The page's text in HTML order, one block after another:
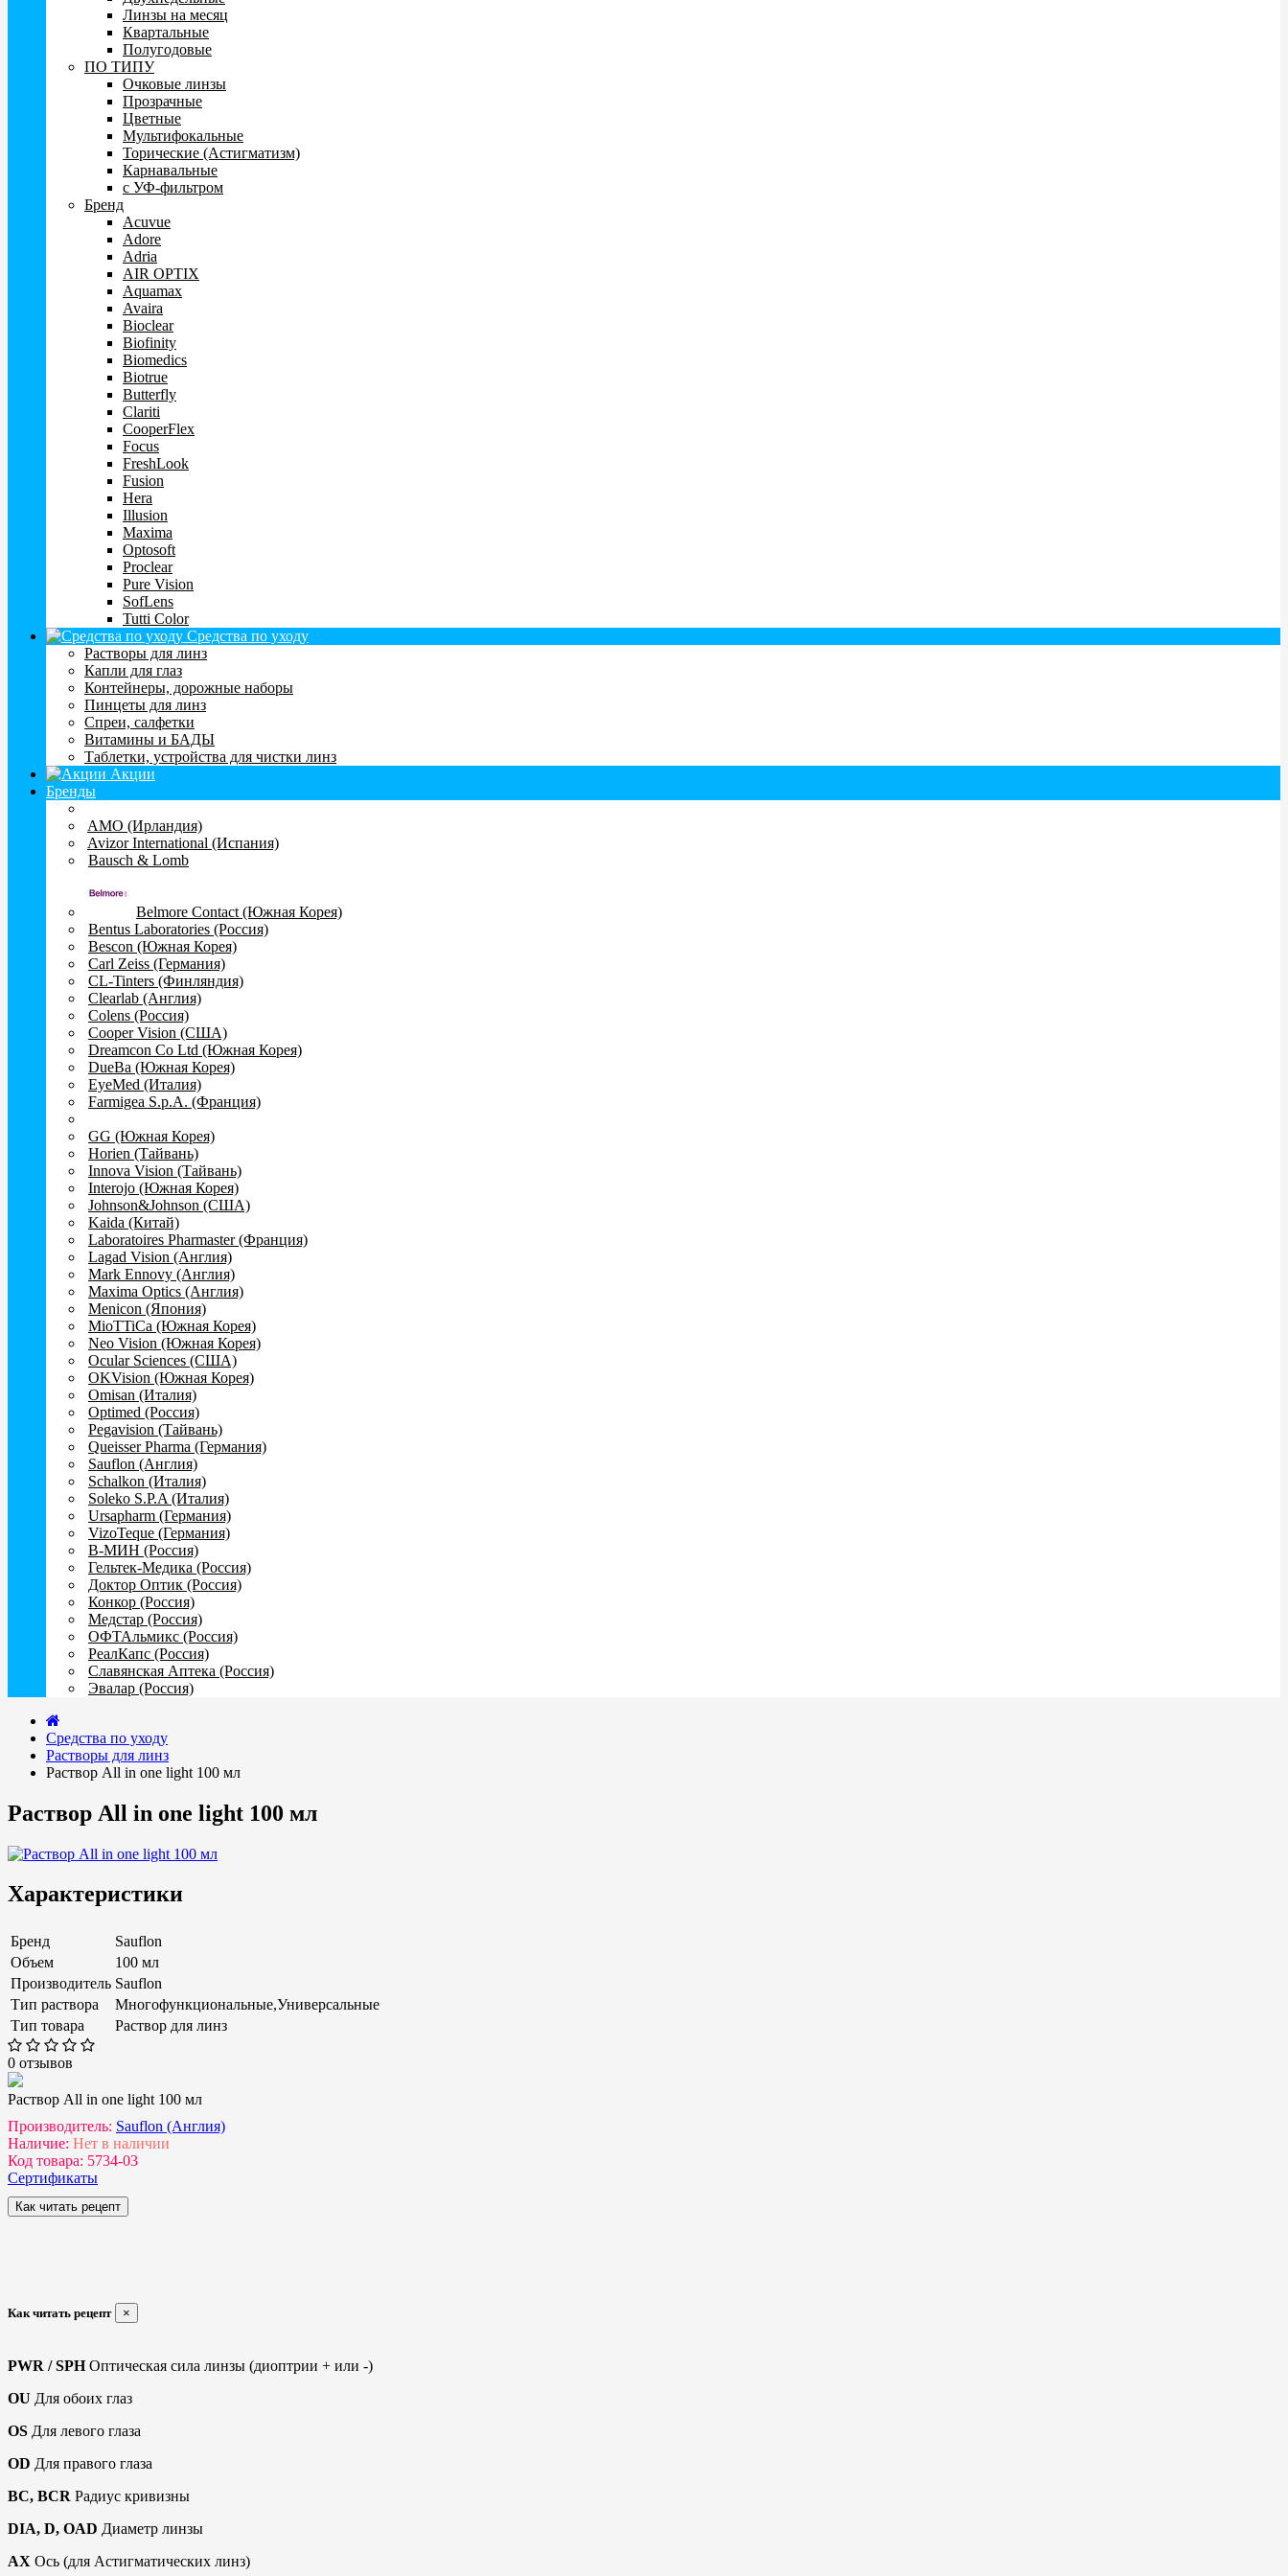
Линзы на месяц
Квартальные
Полугодовые
ПО ТИПУ
Очковые линзы
Прозрачные
Цветные
Мультифокальные
Торические (Астигматизм)
Карнавальные
c УФ-фильтром
Бренд
Acuvue
Adore
Adria
AIR OPTIX
Aquamax
Avaira
Bioclear
Biofinity
Biomedics
Biotrue
Butterfly
Clariti
CooperFlex
Focus
FreshLook
Fusion
Hera
Illusion
Maxima
Optosoft
Proclear
Pure Vision
SofLens
Tutti Color
Средства по уходу
Растворы для линз
Капли для глаз
Контейнеры, дорожные наборы
Пинцеты для линз
Спреи, салфетки
Витамины и БАДЫ
Таблетки, устройства для чистки линз
Акции
Бренды
AMO (Ирландия)
Avizor International (Испания)
Bausch & Lomb
Belmore Contact (Южная Корея)
Bentus Laboratories (Россия)
Bescon (Южная Корея)
Carl Zeiss (Германия)
CL-Tinters (Финляндия)
Clearlab (Англия)
Colens (Россия)
Cooper Vision (США)
Dreamcon Co Ltd (Южная Корея)
DueBa (Южная Корея)
EyeMed (Италия)
Farmigea S.p.A. (Франция)
GG (Южная Корея)
Horien (Тайвань)
Innova Vision (Тайвань)
Interojo (Южная Корея)
Johnson&Johnson (США)
Kaida (Китай)
Laboratoires Pharmaster (Франция)
Lagad Vision (Англия)
Mark Ennovy (Англия)
Maxima Optics (Англия)
Menicon (Япония)
MioTTiCa (Южная Корея)
Neo Vision (Южная Корея)
Ocular Sciences (США)
OKVision (Южная Корея)
Omisan (Италия)
Optimed (Россия)
Pegavision (Тайвань)
Queisser Pharma (Германия)
Sauflon (Англия)
Schalkon (Италия)
Soleko S.P.A (Италия)
Ursapharm (Германия)
VizoTeque (Германия)
В-МИН (Россия)
Гельтек-Медика (Россия)
Доктор Оптик (Россия)
Конкор (Россия)
Медстар (Россия)
ОФТАльмикс (Россия)
РеалКапс (Россия)
Славянская Аптека (Россия)
Эвалар (Россия)
Средства по уходу
Растворы для линз
Раствор All in one light 100 мл
Раствор All in one light 100 мл
Характеристики
Бренд
Sauflon
Объем
100 мл
Производитель Sauflon
Тип раствора
Многофункциональные,Универсальные
Тип товара
Раствор для линз
0 отзывов
Раствор All in one light 100 мл
Производитель: Sauflon (Англия)
Наличие: Нет в наличии
Код товара: 5734-03
Сертификаты
Как читать рецепт
Как читать рецепт ×
PWR / SPHОптическая сила линзы (диоптрии + или -)
OU Для обоих глаз
OS Для левого глаза
OD Для правого глаза
BC, BCR Радиус кривизны
DIA, D, OAD Диаметр линзы
AX Ось (для Астигматических линз)